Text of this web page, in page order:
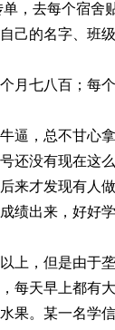
，去每个宿舍
己的名字、班
月七八百；每
逼，总不甘心
还没有现在这
来才发现有人
绩出来，好好
上，但是由于
每天早上都有
果。 某一名学